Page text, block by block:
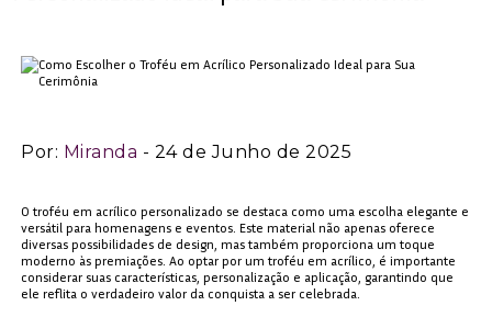
Por: Miranda - 24 de Junho de 2025
O troféu em acrílico personalizado se destaca como uma escolha elegante e
versátil para homenagens e eventos. Este material não apenas oferece
diversas possibilidades de design, mas também proporciona um toque
moderno às premiações. Ao optar por um troféu em acrílico, é importante
considerar suas características, personalização e aplicação, garantindo que
ele reflita o verdadeiro valor da conquista a ser celebrada.